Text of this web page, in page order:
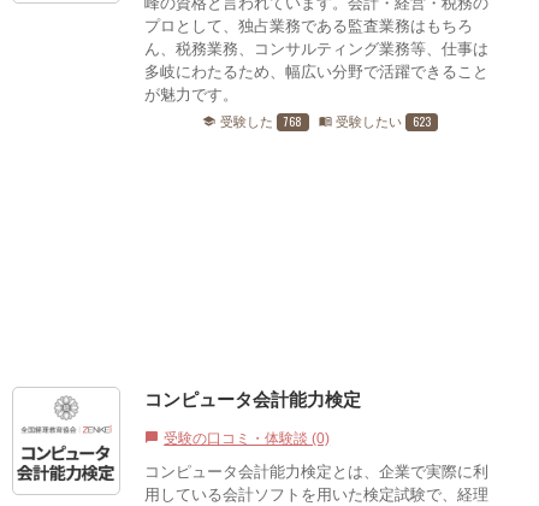
プロとして、独占業務である監査業務はもちろ
ん、税務業務、コンサルティング業務等、仕事は
多岐にわたるため、幅広い分野で活躍できること
が魅力です。
school 受験した 768 menu_book 受験したい 623
コンピュータ会計能力検定
chat_bubble 受験の口コミ・体験談 (0)
コンピュータ会計能力検定とは、企業で実際に利
用している会計ソフトを用いた検定試験で、経理